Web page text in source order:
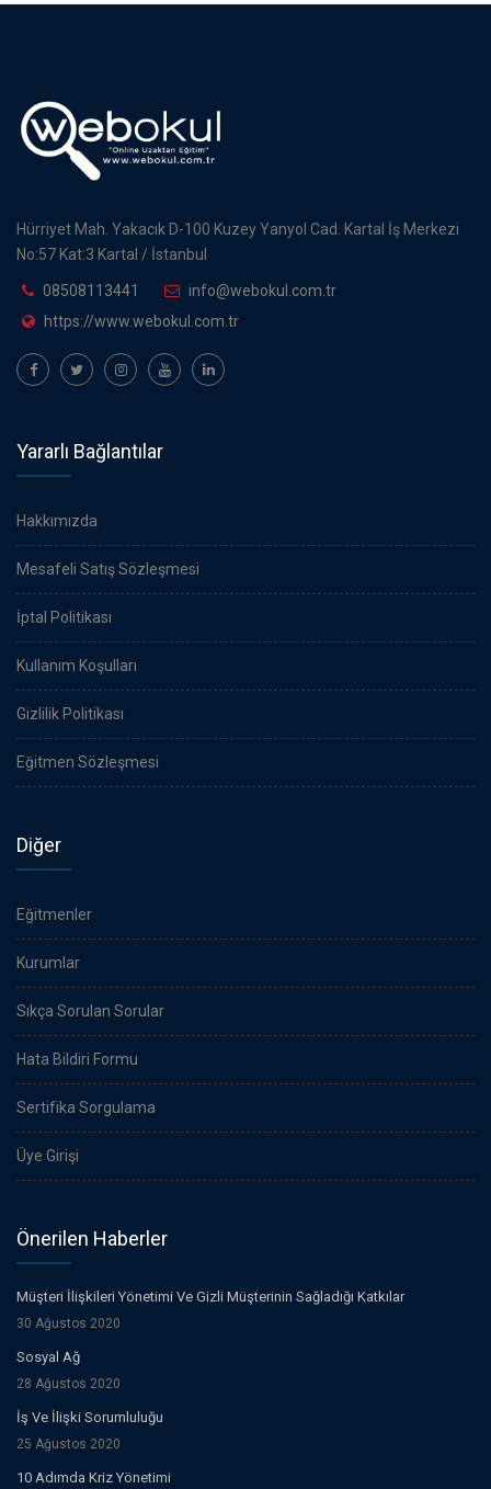
Hürriyet Mah. Yakacık D-100 Kuzey Yanyol Cad. Kartal İş Merkezi
No:57 Kat:3 Kartal / İstanbul
08508113441
info@webokul.com.tr
https://www.webokul.com.tr
Yararlı Bağlantılar
Hakkımızda
Mesafeli Satış Sözleşmesi
İptal Politikası
Kullanım Koşulları
Gizlilik Politikası
Eğitmen Sözleşmesi
Diğer
Eğitmenler
Kurumlar
Sıkça Sorulan Sorular
Hata Bildiri Formu
Sertifika Sorgulama
Üye Girişi
Önerilen Haberler
Müşteri İlişkileri Yönetimi Ve Gizli Müşterinin Sağladığı Katkılar
30 Ağustos 2020
Sosyal Ağ
28 Ağustos 2020
İş Ve İlişki Sorumluluğu
25 Ağustos 2020
10 Adımda Kriz Yönetimi